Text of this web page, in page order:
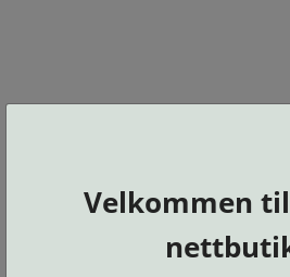
BA OPTIKK
KJØPSVILKÅR
Velkommen